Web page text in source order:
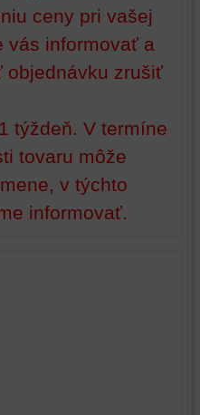
ceny pri vašej
vás informovať a
objednávku zrušiť
týždeň. V termíne
tovaru môže
v týchto
informovať.